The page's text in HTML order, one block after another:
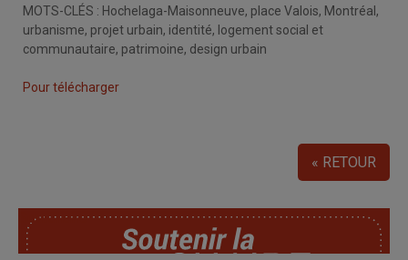
MOTS-CLÉS : Hochelaga-Maisonneuve, place Valois, Montréal,
urbanisme, projet urbain, identité, logement social et
communautaire, patrimoine, design urbain
Pour télécharger
« RETOUR
SoutChaire